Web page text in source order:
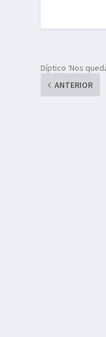
Díptico ‘Nos
ANTERIOR